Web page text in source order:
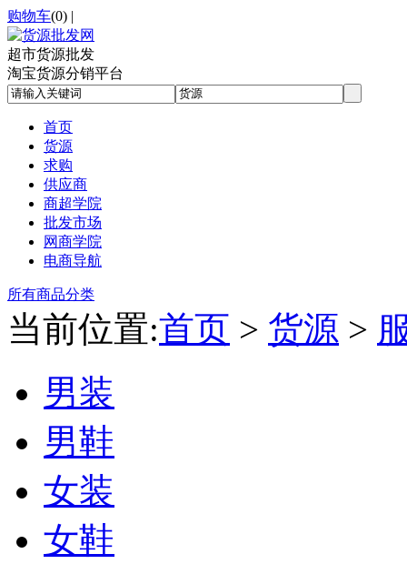
购物车(0) |
超市货源批发
淘宝货源分销平台
首页
货源
求购
供应商
商超学院
批发市场
网商学院
电商导航
所有商品分类
当前位置:首页 > 货源 >
男装
男鞋
女装
女鞋